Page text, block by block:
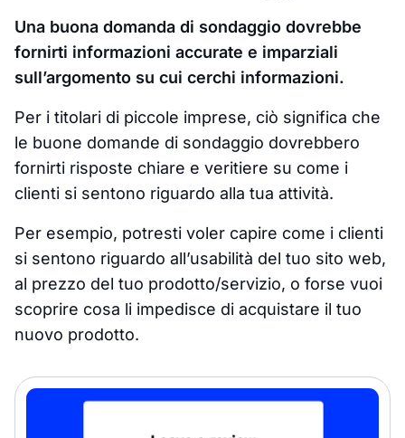
Una buona domanda di sondaggio dovrebbe
fornirti informazioni accurate e imparziali
sull’argomento su cui cerchi informazioni.
Per i titolari di piccole imprese, ciò significa che
le buone domande di sondaggio dovrebbero
fornirti risposte chiare e veritiere su come i
clienti si sentono riguardo alla tua attività.
Per esempio, potresti voler capire come i clienti
si sentono riguardo all’usabilità del tuo sito web,
al prezzo del tuo prodotto/servizio, o forse vuoi
scoprire cosa li impedisce di acquistare il tuo
nuovo prodotto.